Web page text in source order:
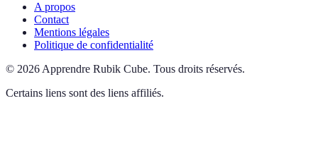
A propos
Contact
Mentions légales
Politique de confidentialité
© 2026 Apprendre Rubik Cube. Tous droits réservés.
Certains liens sont des liens affiliés.